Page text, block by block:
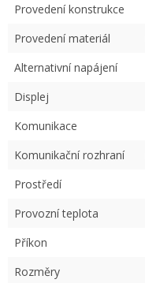
Provedení konstrukce
Provedení materiál
Alternativní napájení
Displej
Komunikace
Komunikační rozhraní
Prostředí
Provozní teplota
Příkon
Rozměry